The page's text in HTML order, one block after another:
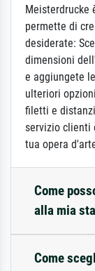
Meisterdrucke
permette di
desiderate:
dimensioni
e aggiungete
ulteriori
filetti e
servizio clienti
tua opera
Come
alla mia
Come